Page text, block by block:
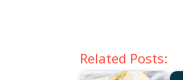
Related Posts: